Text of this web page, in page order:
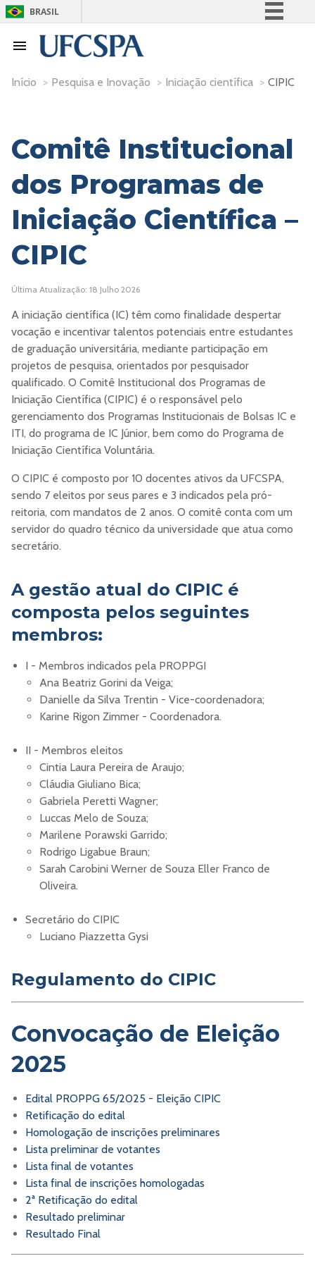
BRASIL
Participe
Canais
Início > Pesquisa e Inovação > Iniciação científica > CIPIC
Comitê Institucional
dos Programas de
Iniciação Científica –
CIPIC
Última Atualização: 18 Julho 2026
A iniciação científica (IC) têm como finalidade despertar
vocação e incentivar talentos potenciais entre estudantes
de graduação universitária, mediante participação em
projetos de pesquisa, orientados por pesquisador
qualificado. O Comitê Institucional dos Programas de
Iniciação Científica (CIPIC) é o responsável pelo
gerenciamento dos Programas Institucionais de Bolsas IC e
ITI, do programa de IC Júnior, bem como do Programa de
Iniciação Científica Voluntária.
O CIPIC é composto por 10 docentes ativos da UFCSPA,
sendo 7 eleitos por seus pares e 3 indicados pela pró-
reitoria, com mandatos de 2 anos. O comitê conta com um
servidor do quadro técnico da universidade que atua como
secretário.
A gestão atual do CIPIC é
composta pelos seguintes
membros:
I - Membros indicados pela PROPPGI
Ana Beatriz Gorini da Veiga;
Danielle da Silva Trentin - Vice-coordenadora;
Karine Rigon Zimmer - Coordenadora.
II - Membros eleitos
Cintia Laura Pereira de Araujo;
Cláudia Giuliano Bica;
Gabriela Peretti Wagner;
Luccas Melo de Souza;
Marilene Porawski Garrido;
Rodrigo Ligabue Braun;
Sarah Carobini Werner de Souza Eller Franco de
Oliveira.
Secretário do CIPIC
Luciano Piazzetta Gysi
Regulamento do CIPIC
Convocação de Eleição
2025
Edital PROPPG 65/2025 - Eleição CIPIC
Retificação do edital
Homologação de inscrições preliminares
Lista preliminar de votantes
Lista final de votantes
Lista final de inscrições homologadas
2ª Retificação do edital
Resultado preliminar
Resultado Final